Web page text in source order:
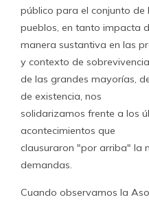
público para el conjunto
pueblos, en tanto impacta
manera sustantiva en las
y contexto de sobrevivencia
de las grandes mayorías,
de existencia, nos
solidarizamos frente a los
acontecimientos que
clausuraron "por arriba" la
demandas.
Cuando observamos la